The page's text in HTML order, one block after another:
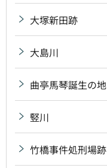
大塚新田跡
大島川
曲亭馬琴誕生の地
竪川
竹橋事件処刑場跡